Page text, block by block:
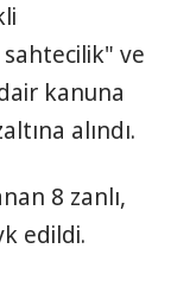
sahtecilik" ve
kanuna
alındı.
8 zanlı,
edildi.